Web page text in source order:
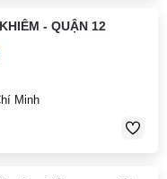
- QUẬN 12
Minh